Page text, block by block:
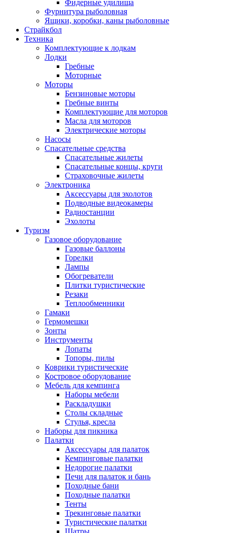
Фидерные удилища
Фурнитура рыболовная
Ящики, коробки, каны рыболовные
Страйкбол
Техника
Комплектующие к лодкам
Лодки
Гребные
Моторные
Моторы
Бензиновые моторы
Гребные винты
Комплектующие для моторов
Масла для моторов
Электрические моторы
Насосы
Спасательные средства
Спасательные жилеты
Спасательные концы, круги
Страховочные жилеты
Электроника
Аксессуары для эхолотов
Подводные видеокамеры
Радиостанции
Эхолоты
Туризм
Газовое оборудование
Газовые баллоны
Горелки
Лампы
Обогреватели
Плитки туристические
Резаки
Теплообменники
Гамаки
Гермомешки
Зонты
Инструменты
Лопаты
Топоры, пилы
Коврики туристические
Костровое оборудование
Мебель для кемпинга
Наборы мебели
Раскладушки
Столы складные
Стулья, кресла
Наборы для пикника
Палатки
Аксессуары для палаток
Кемпинговые палатки
Недорогие палатки
Печи для палаток и бань
Походные бани
Походные палатки
Тенты
Трекинговые палатки
Туристические палатки
Шатры